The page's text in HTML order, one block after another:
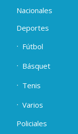
Nacionales
Deportes
Fútbol
Básquet
Tenis
Varios
Policiales